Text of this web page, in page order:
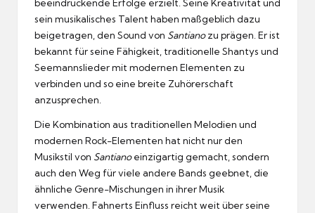
beeindruckende Erfolge erzielt. Seine Kreativität und
sein musikalisches Talent haben maßgeblich dazu
beigetragen, den Sound von Santianozu prägen. Er ist
bekannt für seine Fähigkeit, traditionelle Shantys und
Seemannslieder mit modernen Elementen zu
verbinden und so eine breite Zuhörerschaft
anzusprechen.
Die Kombination aus traditionellen Melodien und
modernen Rock-Elementen hat nicht nur den
Musikstil von Santianoeinzigartig gemacht, sondern
auch den Weg für viele andere Bands geebnet, die
ähnliche Genre-Mischungen in ihrer Musik
verwenden. Fahnerts Einfluss reicht weit über seine